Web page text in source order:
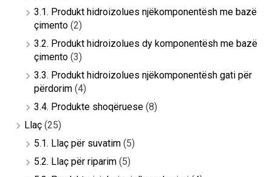
3.1. Produkt hidroizolues njëkomponentësh me bazë
çimento (2)
3.2. Produkt hidroizolues dy komponentësh me bazë
çimento (3)
3.3. Produkt hidroizolues njëkomponentësh gati për
përdorim (4)
3.4. Produkte shoqëruese (8)
Llaç (25)
5.1. Llaç për suvatim (5)
5.2. Llaç për riparim (5)